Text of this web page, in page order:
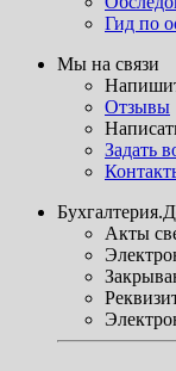
Гид по
Мы на связи
Отзывы
Задать
Акты